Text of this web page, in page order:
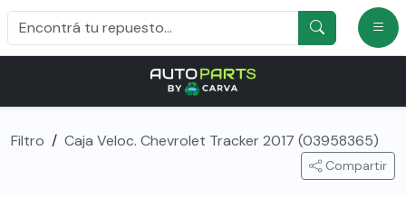
Filtro / Caja Veloc. Chevrolet Tracker 2017 (03958365)
Compartir